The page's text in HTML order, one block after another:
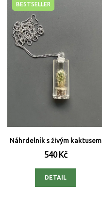
BESTSELLER
Náhrdelník s živým kaktusem
540 Kč
DETAIL